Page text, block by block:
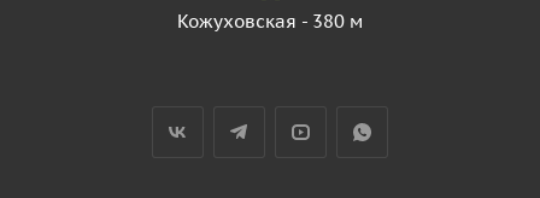
Кожуховская - 380 м